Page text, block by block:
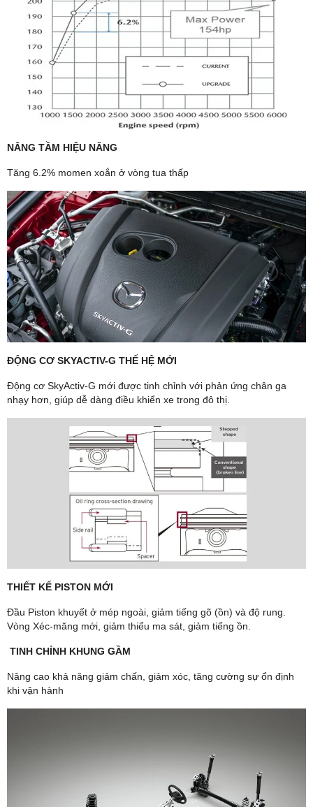
NÂNG TẦM HIỆU NĂNG
Tăng 6.2% momen xoắn ở vòng tua thấp
ĐỘNG CƠ SKYACTIV-G THẾ HỆ MỚI
Động cơ SkyActiv-G mới được tinh chỉnh với phản ứng chân ga
nhạy hơn, giúp dễ dàng điều khiển xe trong đô thị.
THIẾT KẾ PISTON MỚI
Đầu Piston khuyết ở mép ngoài, giảm tiếng gõ (ồn) và độ rung.
Vòng Xéc-măng mới, giảm thiểu ma sát, giảm tiếng ồn.
TINH CHỈNH KHUNG GẦM
Nâng cao khả năng giảm chấn, giảm xóc, tăng cường sự ổn định
khi vận hành